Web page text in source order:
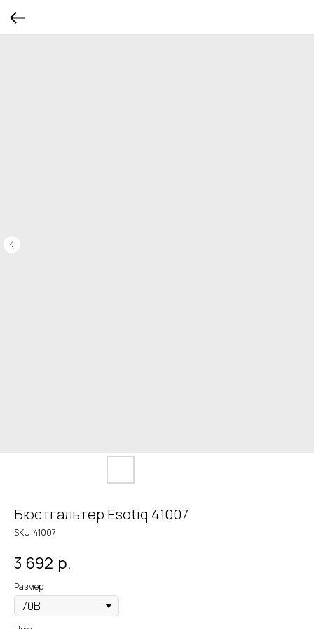
Бюстгальтер Esotiq 41007
SKU:41007
3 692 р.
Размер